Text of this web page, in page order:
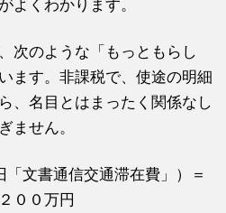
よくわかります。
次のような「もっともらし
ます。非課税で、使途の明細
、名目とはまったく関係なし
ません。
文書通信交通滞在費」）＝
００万円